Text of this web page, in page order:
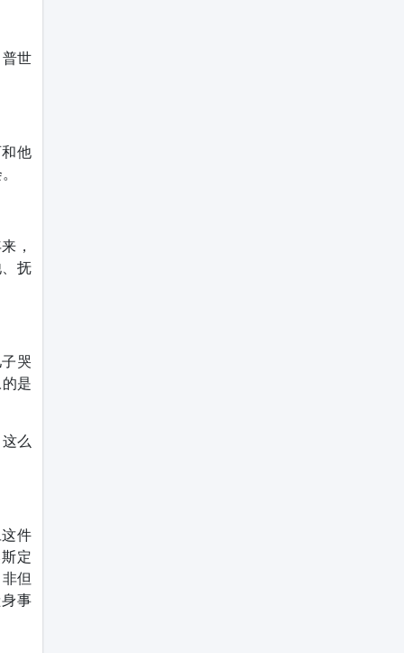
世
他
，
抚
哭
是
么
件
定
但
事